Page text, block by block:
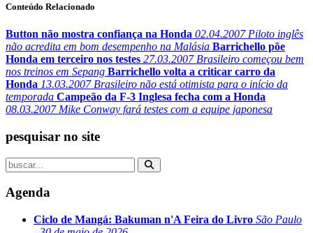
Conteúdo Relacionado
Button não mostra confiança na Honda 02.04.2007Piloto inglês
não acredita em bom desempenho na Malásia Barrichello põe
Honda em terceiro nos testes 27.03.2007Brasileiro começou bem
nos treinos em Sepang Barrichello volta a criticar carro da
Honda 13.03.2007Brasileiro não está otimista para o início da
temporada Campeão da F-3 Inglesa fecha com a Honda
08.03.2007Mike Conway fará testes com a equipe japonesa
pesquisar no site
Agenda
Ciclo de Mangá: Bakuman n'A Feira do Livro São Paulo